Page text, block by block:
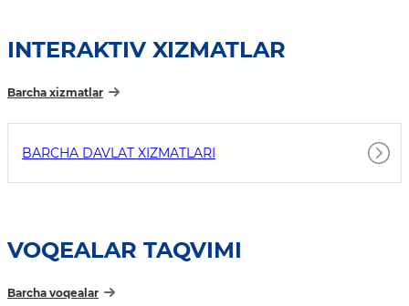
INTERAKTIV XIZMATLAR
Barcha xizmatlar
BARCHA DAVLAT XIZMATLARI
VOQEALAR TAQVIMI
Barcha voqealar